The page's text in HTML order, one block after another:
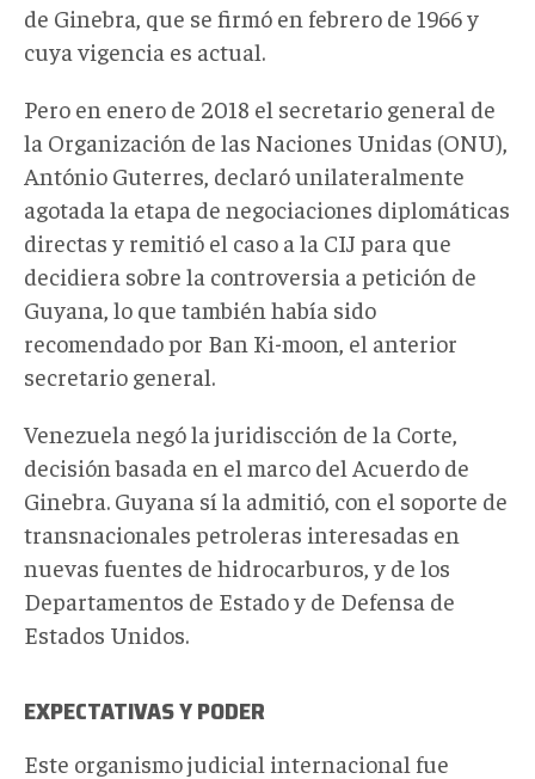
de Ginebra, que se firmó en febrero de 1966 y
cuya vigencia es actual.
Pero en enero de 2018 el secretario general de
la Organización de las Naciones Unidas (ONU),
António Guterres, declaró unilateralmente
agotada la etapa de negociaciones diplomáticas
directas y remitió el caso a la CIJ para que
decidiera sobre la controversia a petición de
Guyana, lo que también había sido
recomendado por Ban Ki-moon, el anterior
secretario general.
Venezuela negó la juridiscción de la Corte,
decisión basada en el marco del Acuerdo de
Ginebra. Guyana sí la admitió, con el soporte de
transnacionales petroleras interesadas en
nuevas fuentes de hidrocarburos, y de los
Departamentos de Estado y de Defensa de
Estados Unidos.
EXPECTATIVAS Y PODER
Este organismo judicial internacional fue